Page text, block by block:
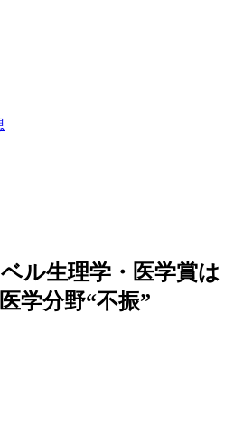
ル生理学・医学賞は
学分野“不振”